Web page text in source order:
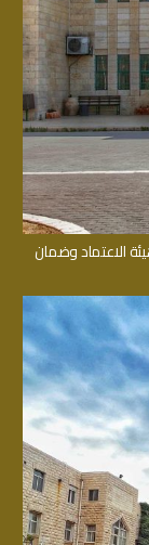
الاعتماد وضمان